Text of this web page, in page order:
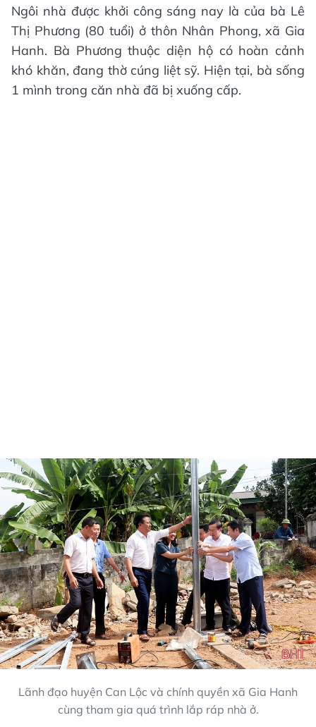
Ngôi nhà được khởi công sáng nay là của bà Lê
Thị Phương (80 tuổi) ở thôn Nhân Phong, xã Gia
Hanh. Bà Phương thuộc diện hộ có hoàn cảnh
khó khăn, đang thờ cúng liệt sỹ. Hiện tại, bà sống
1 mình trong căn nhà đã bị xuống cấp.
Lãnh đạo huyện Can Lộc và chính quyền xã Gia Hanh
cùng tham gia quá trình lắp ráp nhà ở.